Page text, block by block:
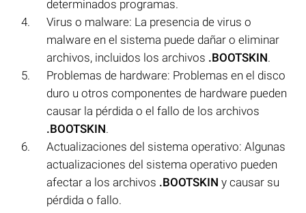
determinados programas.
Virus o malware: La presencia de virus o
malware en el sistema puede dañar o eliminar
archivos, incluidos los archivos .BOOTSKIN.
Problemas de hardware: Problemas en el disco
duro u otros componentes de hardware pueden
causar la pérdida o el fallo de los archivos
.BOOTSKIN.
Actualizaciones del sistema operativo: Algunas
actualizaciones del sistema operativo pueden
afectar a los archivos .BOOTSKIN y causar su
pérdida o fallo.